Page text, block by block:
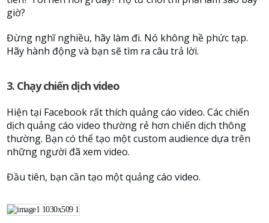
giờ?
Đừng nghĩ nghiều, hãy làm đi. Nó không hề phức tạp.
Hãy hành động và bạn sẽ tìm ra câu trả lời.
3. Chạy chiến dịch video
Hiện tại Facebook rất thích quảng cáo video. Các chiến
dịch quảng cáo video thường rẻ hơn chiến dịch thông
thường. Bạn có thể tạo một custom audience dựa trên
những người đã xem video.
Đầu tiên, bạn cần tạo một quảng cáo video.